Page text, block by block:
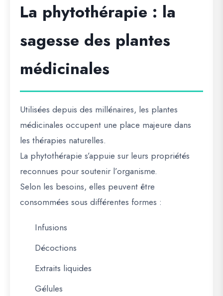
La phytothérapie : la
sagesse des plantes
médicinales
Utilisées depuis des millénaires, les plantes
médicinales occupent une place majeure dans
les thérapies naturelles.
La phytothérapie s’appuie sur leurs propriétés
reconnues pour soutenir l’organisme.
Selon les besoins, elles peuvent être
consommées sous différentes formes :
Infusions
Décoctions
Extraits liquides
Gélules